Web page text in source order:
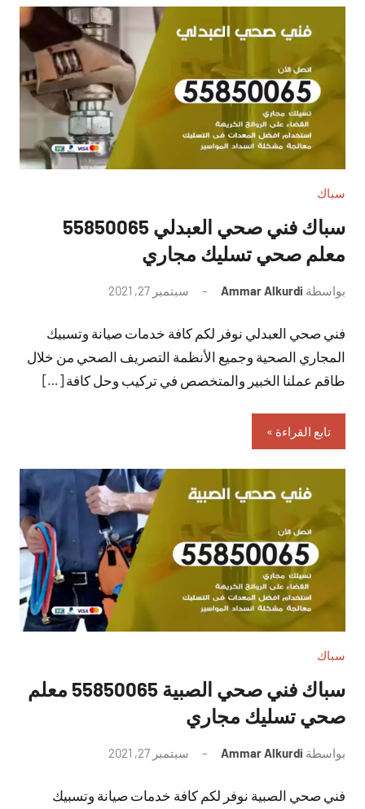
سباك
سباك فني صحي العبدلي 55850065
معلم صحي تسليك مجاري
بواسطة Ammar Alkurdi سبتمبر 27, 2021
تعليقات
فني صحي العبدلي نوفر لكم كافة خدمات صيانة وتسبيك
المجاري الصحية وجميع الأنظمة التصريف الصحي من خلال
طاقم عملنا الخبير والمتخصص في تركيب وحل كافة […]
تابع القراءة
سباك
سباك فني صحي الصبية 55850065 معلم
صحي تسليك مجاري
بواسطة Ammar Alkurdi سبتمبر 27, 2021
تعليقات
فني صحي الصبية نوفر لكم كافة خدمات صيانة وتسبيك